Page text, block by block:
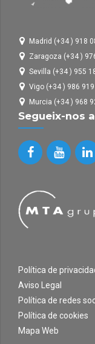
Madrid (+34 ) 918
Zaragoza (+34 )
Sevilla (+34 ) 955
Vigo (+34 ) 986
Murcia (+34 ) 968
Segueix-nos
Política de
Aviso Legal
Política de redes
Política de cookies
Mapa Web